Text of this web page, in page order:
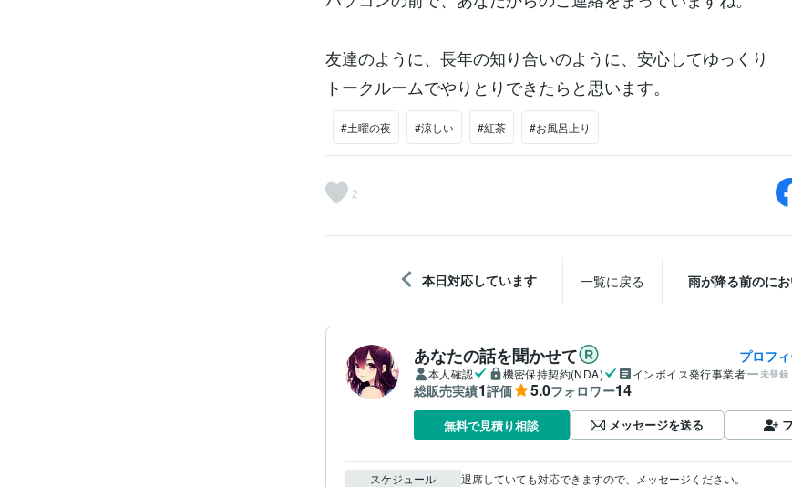
友達のように、長年の知り合いのように、安心してゆっくり
トークルームでやりとりできたらと思います。
#土曜の夜 #涼しい #紅茶 #お風呂上り
2
本日対応しています 一覧に戻る 雨が降る前のに
あなたの話を聞かせて プロフ
本人確認 機密保持契約(NDA) インボイス発行事業者 未登録
総販売実績1評価 5.0フォロワー14
無料で見積り相談 メッセージを送る
スケジュール
退席していても対応できますので、メッセージください。